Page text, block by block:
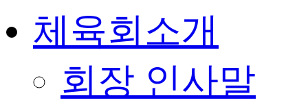
체육회소개
회장 인사말